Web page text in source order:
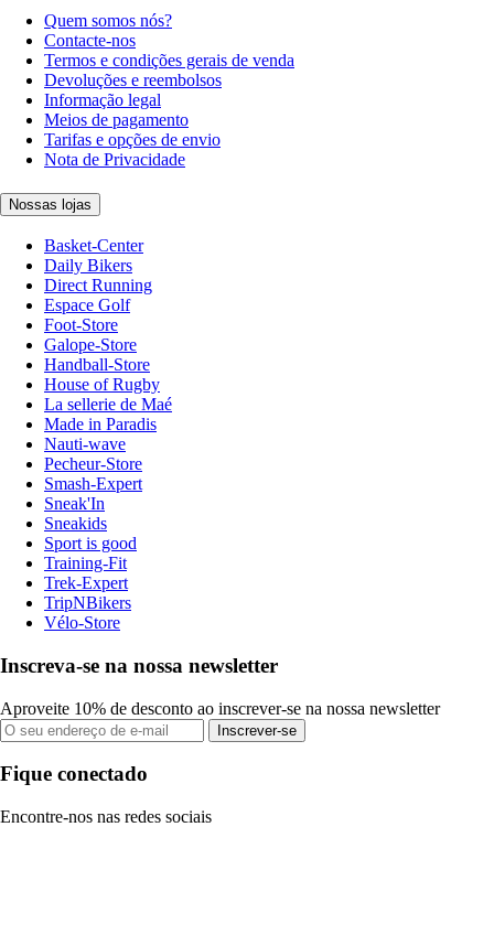
Quem somos nós?
Contacte-nos
Termos e condições gerais de venda
Devoluções e reembolsos
Informação legal
Meios de pagamento
Tarifas e opções de envio
Nota de Privacidade
Nossas lojas
Basket-Center
Daily Bikers
Direct Running
Espace Golf
Foot-Store
Galope-Store
Handball-Store
House of Rugby
La sellerie de Maé
Made in Paradis
Nauti-wave
Pecheur-Store
Smash-Expert
Sneak'In
Sneakids
Sport is good
Training-Fit
Trek-Expert
TripNBikers
Vélo-Store
Inscreva-se na nossa newsletter
Aproveite 10% de desconto ao inscrever-se na nossa newsletter
Inscrever-se
Fique conectado
Encontre-nos nas redes sociais